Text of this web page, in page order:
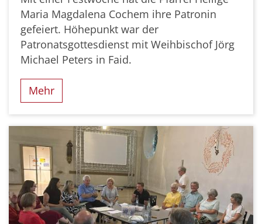
Maria Magdalena Cochem ihre Patronin
gefeiert. Höhepunkt war der
Patronatsgottesdienst mit Weihbischof Jörg
Michael Peters in Faid.
Mehr